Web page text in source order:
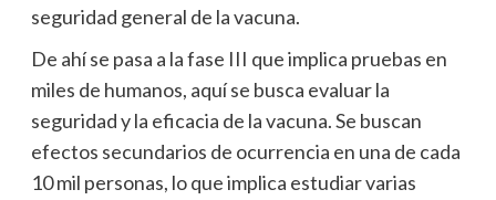
seguridad general de la vacuna.
De ahí se pasa a la fase III que implica pruebas en
miles de humanos, aquí se busca evaluar la
seguridad y la eficacia de la vacuna. Se buscan
efectos secundarios de ocurrencia en una de cada
10 mil personas, lo que implica estudiar varias